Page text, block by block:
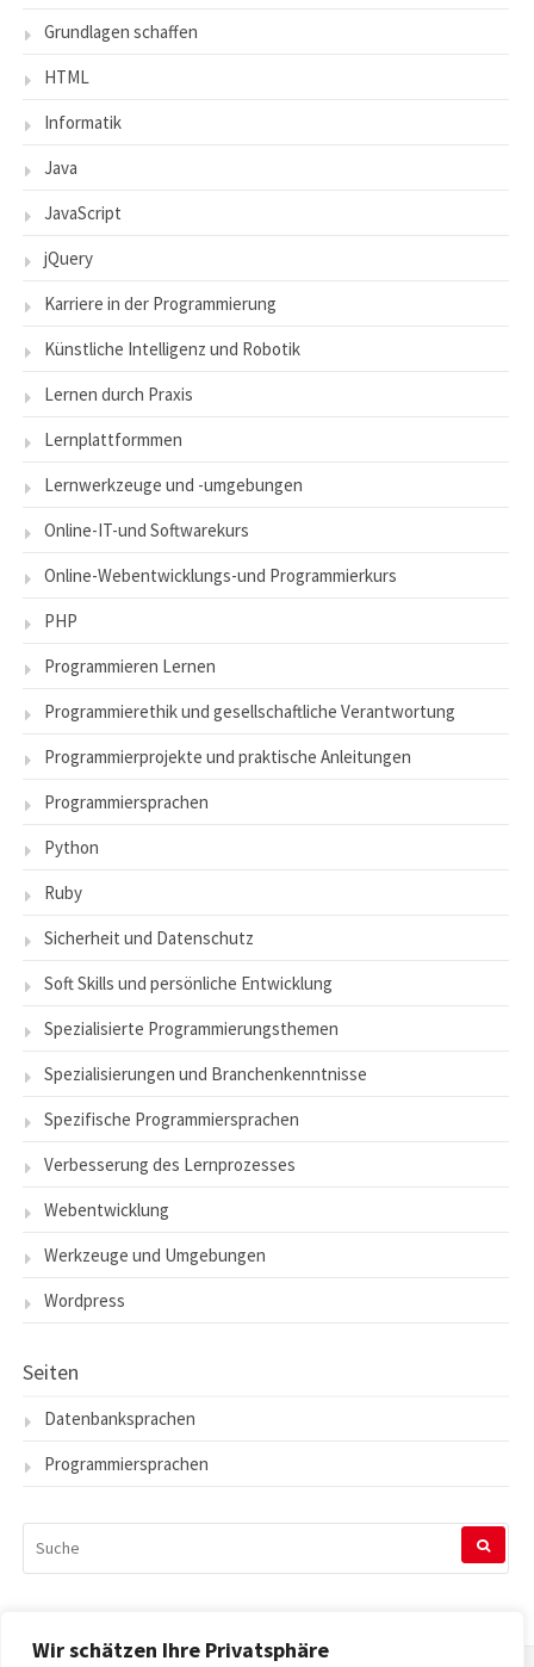
Wir schätzen Ihre Privatsphäre
Grundlagen schaffen
HTML
Informatik
Java
JavaScript
jQuery
Karriere in der Programmierung
Künstliche Intelligenz und Robotik
Lernen durch Praxis
Lernplattformmen
Lernwerkzeuge und -umgebungen
Online-IT-und Softwarekurs
Online-Webentwicklungs-und Programmierkurs
PHP
Programmieren Lernen
Programmierethik und gesellschaftliche Verantwortung
Programmierprojekte und praktische Anleitungen
Programmiersprachen
Python
Ruby
Sicherheit und Datenschutz
Soft Skills und persönliche Entwicklung
Spezialisierte Programmierungsthemen
Spezialisierungen und Branchenkenntnisse
Spezifische Programmiersprachen
Verbesserung des Lernprozesses
Webentwicklung
Werkzeuge und Umgebungen
Wordpress
Seiten
Datenbanksprachen
Programmiersprachen
NACH: